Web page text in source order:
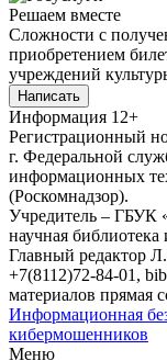
Решаем вместе
Сложности с
приобретением
учреждений
Написать
Информация 12+
Регистрационный
г. Федеральной
информационных
(Роскомнадзор).
Учредитель – ГБУК
научная
Главный редактор
+7(8112)72-84-01,
материалов прямая
Информационная
кибермошенников
Меню